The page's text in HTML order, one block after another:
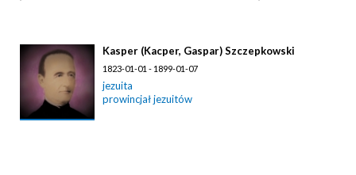
Kasper (Kacper, Gaspar) Szczepkowski
1823-01-01 - 1899-01-07
jezuita
prowincjał jezuitów